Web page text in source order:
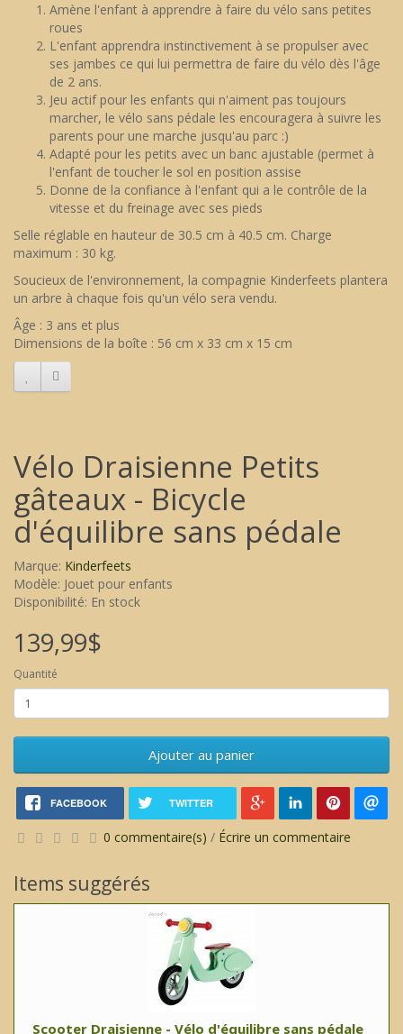
Amène l'enfant à apprendre à faire du vélo sans petites
roues
L'enfant apprendra instinctivement à se propulser avec
ses jambes ce qui lui permettra de faire du vélo dès l'âge
de 2 ans.
Jeu actif pour les enfants qui n'aiment pas toujours
marcher, le vélo sans pédale les encouragera à suivre les
parents pour une marche jusqu'au parc :)
Adapté pour les petits avec un banc ajustable (permet à
l'enfant de toucher le sol en position assise
Donne de la confiance à l'enfant qui a le contrôle de la
vitesse et du freinage avec ses pieds
Selle réglable en hauteur de 30.5 cm à 40.5 cm. Charge
maximum : 30 kg.
Soucieux de l'environnement, la compagnie Kinderfeets plantera
un arbre à chaque fois qu'un vélo sera vendu.
Âge : 3 ans et plus
Dimensions de la boîte : 56 cm x 33 cm x 15 cm
Vélo Draisienne Petits
gâteaux - Bicycle
d'équilibre sans pédale
Marque: Kinderfeets
Modèle: Jouet pour enfants
Disponibilité: En stock
139,99$
Quantité
Ajouter au panier
FACEBOOK TWITTER
0 commentaire(s) / Écrire un commentaire
Items suggérés
Scooter Draisienne - Vélo d'équilibre sans pédale